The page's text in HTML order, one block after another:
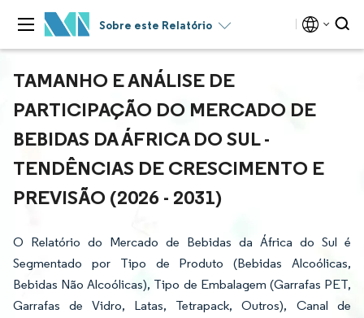
Sobre este Relatório
TAMANHO E ANÁLISE DE
PARTICIPAÇÃO DO MERCADO DE
BEBIDAS DA ÁFRICA DO SUL -
TENDÊNCIAS DE CRESCIMENTO E
PREVISÃO (2026 - 2031)
O Relatório do Mercado de Bebidas da África do Sul é
Segmentado por Tipo de Produto (Bebidas Alcoólicas,
Bebidas Não Alcoólicas), Tipo de Embalagem (Garrafas PET,
Garrafas de Vidro, Latas, Tetrapack, Outros), Canal de